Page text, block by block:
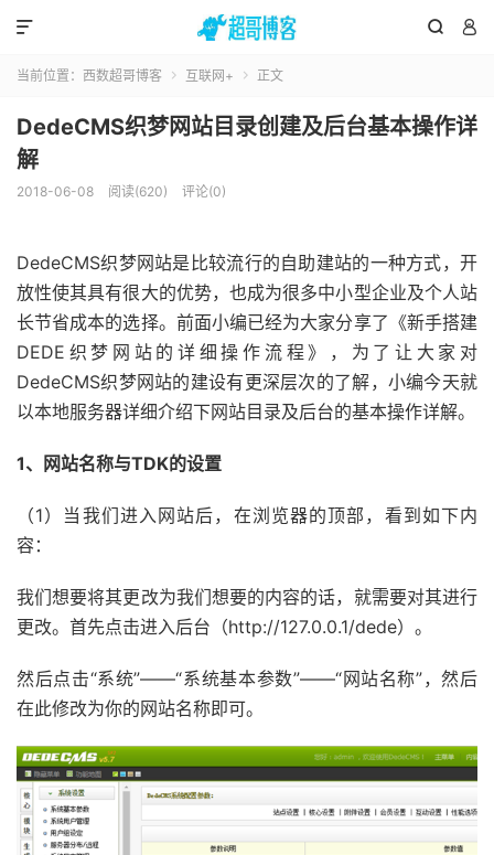
 

当前位置： 西数超哥博客  互联网+  正文
DedeCMS织梦网站目录创建及后台基本操作详
解
2018-06-08 阅读(620) 评论(0)
DedeCMS织梦网站是比较流行的自助建站的一种方式，开
放性使其具有很大的优势，也成为很多中小型企业及个人站
长节省成本的选择。前面小编已经为大家分享了《新手搭建
DEDE织梦网站的详细操作流程》，为了让大家对
DedeCMS织梦网站的建设有更深层次的了解，小编今天就
以本地服务器详细介绍下网站目录及后台的基本操作详解。
1、网站名称与TDK的设置
（1）当我们进入网站后，在浏览器的顶部，看到如下内
容：
我们想要将其更改为我们想要的内容的话，就需要对其进行
更改。首先点击进入后台（http://127.0.0.1/dede）。
然后点击“系统”——“系统基本参数”——“网站名称”，然后
在此修改为你的网站名称即可。